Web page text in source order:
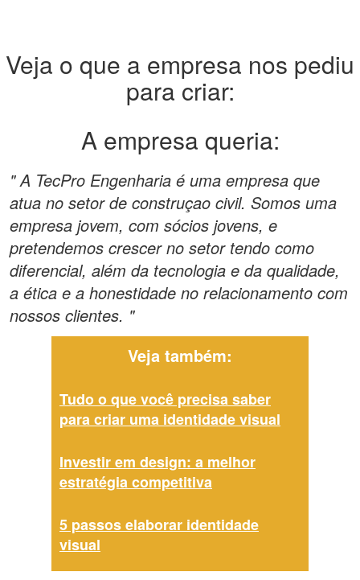
Veja o que a empresa nos pediu
para criar:
A empresa queria:
" A TecPro Engenharia é uma empresa que
atua no setor de construçao civil. Somos uma
empresa jovem, com sócios jovens, e
pretendemos crescer no setor tendo como
diferencial, além da tecnologia e da qualidade,
a ética e a honestidade no relacionamento com
nossos clientes. "
Veja também:
Tudo o que você precisa saber
para criar uma identidade visual
Investir em design: a melhor
estratégia competitiva
5 passos elaborar identidade
visual